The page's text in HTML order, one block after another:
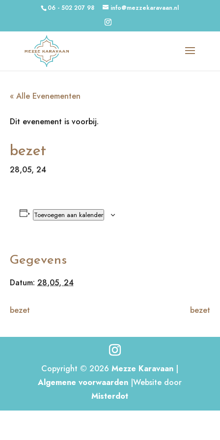
06 - 502 207 98 info@mezzekaravaan.nl
« Alle Evenementen
Dit evenement is voorbij.
bezet
28,05, 24
Toevoegen aan kalender
Gegevens
Datum: 28,05, 24
bezet bezet
Copyright © 2026Mezze Karavaan |
Algemene voorwaarden |Website door
Misterdot